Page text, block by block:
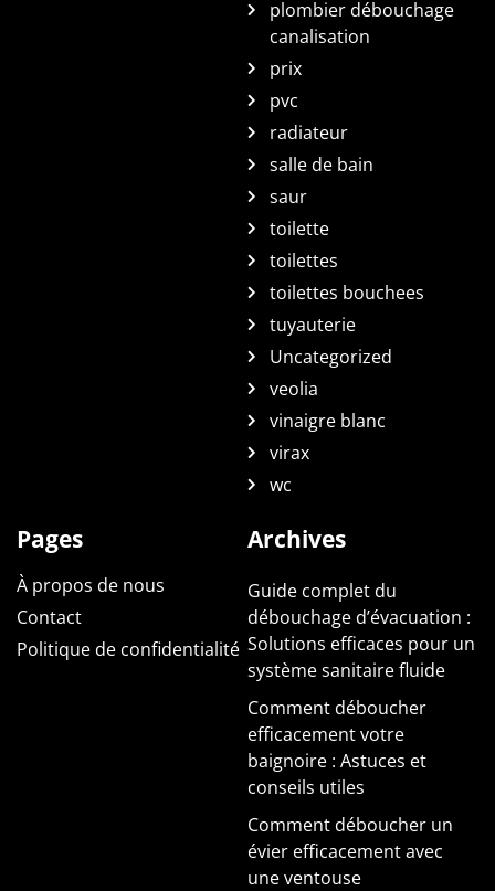
plombier débouchage
canalisation
prix
pvc
radiateur
salle de bain
saur
toilette
toilettes
toilettes bouchees
tuyauterie
Uncategorized
veolia
vinaigre blanc
virax
wc
Pages
À propos de nous
Contact
Politique de confidentialité
Archives
Guide complet du
débouchage d’évacuation :
Solutions efficaces pour un
système sanitaire fluide
Comment déboucher
efficacement votre
baignoire : Astuces et
conseils utiles
Comment déboucher un
évier efficacement avec
une ventouse